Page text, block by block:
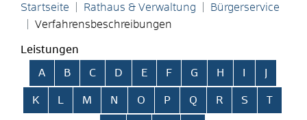
Startseite Rathaus & Verwaltung
Bürgerservice
Verfahrensbeschreibungen
Leistungen
Alphabetisches Register überspringen
A B C D E F G H
K L M N O P Q R S T